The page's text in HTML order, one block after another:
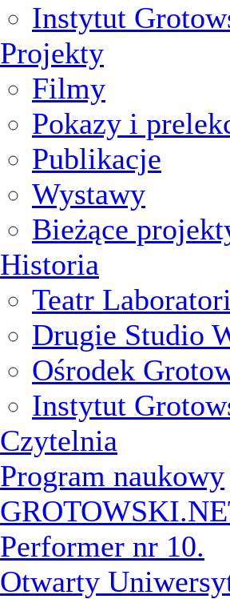
Instytut
Projekty
Filmy
Pokazy i
Publikacje
Wystawy
Bieżące
Historia
Teatr
Drugie Studio
Ośrodek
Instytut
Czytelnia
Program naukowy
Performer nr 10.
Otwarty